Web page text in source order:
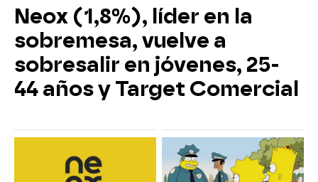
Neox (1,8%), líder en la
sobremesa, vuelve a
sobresalir en jóvenes, 25-
44 años y Target Comercial